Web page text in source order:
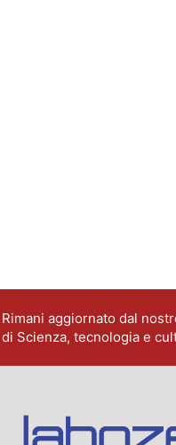
Rimani aggiornato dal
di Scienza, tecnologia e